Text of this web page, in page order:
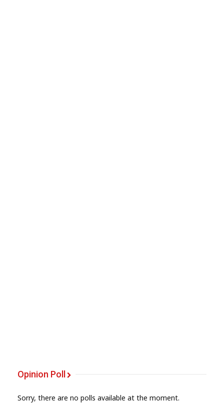
Opinion Poll
Sorry, there are no polls available at the moment.